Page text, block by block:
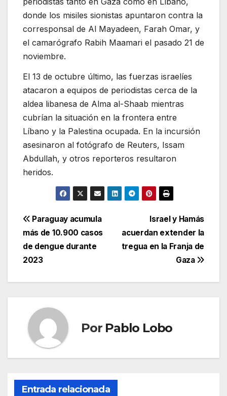
donde los misiles sionistas apuntaron contra la
corresponsal de Al Mayadeen, Farah Omar, y
el camarógrafo Rabih Maamari el pasado 21 de
noviembre.
El 13 de octubre último, las fuerzas israelíes
atacaron a equipos de periodistas cerca de la
aldea libanesa de Alma al-Shaab mientras
cubrían la situación en la frontera entre
Líbano y la Palestina ocupada. En la incursión
asesinaron al fotógrafo de Reuters, Issam
Abdullah, y otros reporteros resultaron
heridos.
Navegación
de
entradas
Israel y Hamás
acuerdan extender la
tregua en la Franja de
Gaza
Paraguay acumula
más de 10.900 casos
de dengue durante
2023
Por Pablo Lobo
Entrada relacionada